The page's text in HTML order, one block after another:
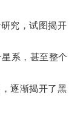
究，试图揭开
系，甚至整个
逐渐揭开了黑